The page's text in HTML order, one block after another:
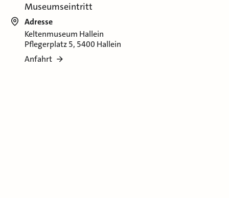
Museumseintritt
Adresse
Keltenmuseum Hallein
Pflegerplatz 5, 5400 Hallein
Anfahrt